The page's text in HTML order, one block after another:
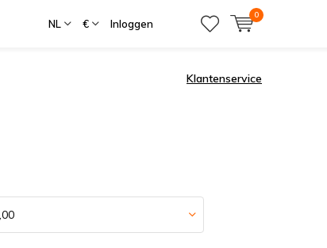
NL € Inloggen
0
Klantenservice